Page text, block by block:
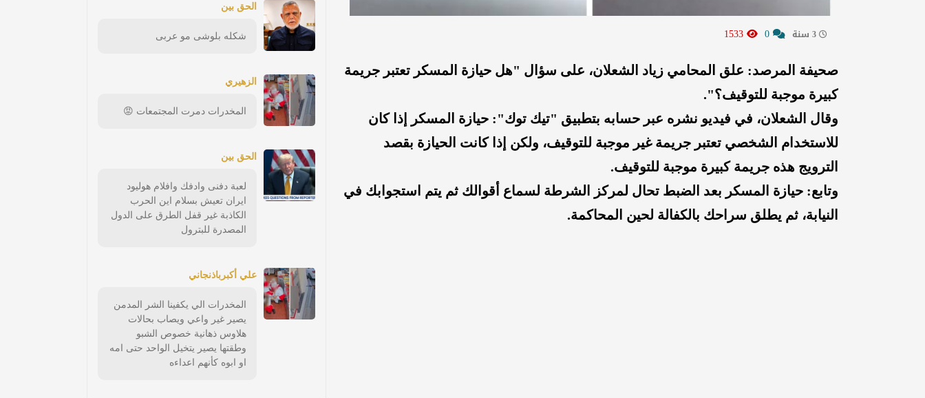
صحيفة المرصد: علق المحامي زياد الشعلان، على سؤال "هل حيازة المسكر تعتبر جريمة
كبيرة موجبة للتوقيف؟".
وقال الشعلان، في فيديو نشره عبر حسابه بتطبيق "تيك توك": حيازة المسكر إذا كان
للاستخدام الشخصي تعتبر جريمة غير موجبة للتوقيف، ولكن إذا كانت الحيازة بقصد
الترويج هذه جريمة كبيرة موجبة للتوقيف.
وتابع: حيازة المسكر بعد الضبط تحال لمركز الشرطة لسماع أقوالك ثم يتم استجوابك في
النيابة، ثم يطلق سراحك بالكفالة لحين المحاكمة.
الحق بين
شكله بلوشى مو عربى
الزهيري
المخدرات دمرت المجتمعات 😡
الحق بين
لعبة دفنى وادفك وافلام هوليود
ايران تعيش بسلام اين الحرب
الكاذبة غير قفل الطرق على الدول
المصدرة للبترول
علي أكبرباذنجاني
المخدرات الي يكفينا الشر المدمن
يصير غير واعي ويصاب بحالات
هلاوس ذهانية خصوص الشبو
وطقتها يصير يتخيل الواحد حتى امه
او ابوه كأنهم اعداءه